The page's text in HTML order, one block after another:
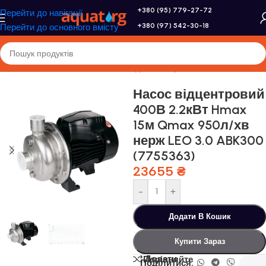
Перейти до навігації
Перейти до основного вмісту
+380 (95) 779-27-72
+380 (97) 542-30-18
Головна/Насоси та насосне обладнання/Промислові насоси
Насос відцентровий
400В 2.2кВт Hmax
15м Qmax 950л/хв
нерж LEO 3.0 ABK300
(7755363)
23655 ₴
- +
Додати В Кошик
Купити Зараз
Порівняйте
Додати
Поділитися: